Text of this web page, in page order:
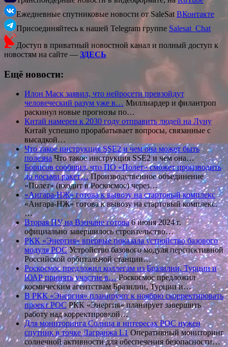
Ежедневные спутниковые новости от SaleSat ВКонтакте
Присоединяйтесь к нашей Telegram группе Salesat_Chat
Доступ в приватный новостной канал и полный доступ к
новостям на сайте — ЗДЕСЬ
Ещё новости:
Илон Маск заявил, что нейросети превзойдут
человеческий разум уже в… Миллиардер и филантроп
раскинул новые прогнозы по…
Китай намерен к 2030 году отправить людей на Луну
Китай успешно прорабатывает вопросы, связанные с
высадкой…
Что такое инструкция SSE2 и чем она может быть
полезнаЧто такое инструкция SSE2 и чем она…
Борисов сообщил, что ПО «Полет» сможет производить
до восьми ракет…Производственное объединение
«Полет» (входит в Роскосмос) через…
«Ангара-НЖ» готова к вывозу на стартовый комплекс
«Ангара-НЖ» готова к вывозу на стартовый комплекс.
…
Вторая ПУ на Вэнчане готова6 июня 2024 г.
официально завершилось строительство…
РКК «Энергия» впервые показала устройство базового
модуля РОСУстройство базового модуля перспективной
Российской орбитальной станции…
Роскосмос предложил коллегам из Бразилии, Турции и
ЮАР принять участие в…Роскосмос предложил
космическим агентствам Бразилии, Турции и…
В РКК «Энергия» планируют к ноябрю скорректировать
проект РОСРКК «Энергия» планирует завершить
работу над корректировкой…
Для мониторинга Солнца в интересах РОС нужен
спутник в точке Лагранжа L1 Оперативный мониторинг
солнечной активности для обеспечения безопасности…